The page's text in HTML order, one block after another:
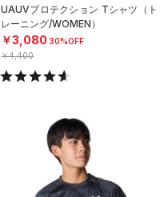
UAUVプロテクション Tシャツ（ト
レーニング/WOMEN）
￥3,080 30%OFF
￥4,400